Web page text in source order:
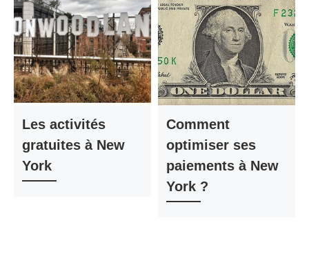
Les activités
gratuites à New
York
Comment
optimiser ses
paiements à New
York ?